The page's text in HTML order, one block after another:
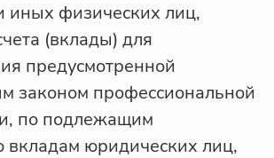
иных физических лиц,
(вклады) для
предусмотренной
законом профессиональной
по подлежащим
вкладам юридических лиц,